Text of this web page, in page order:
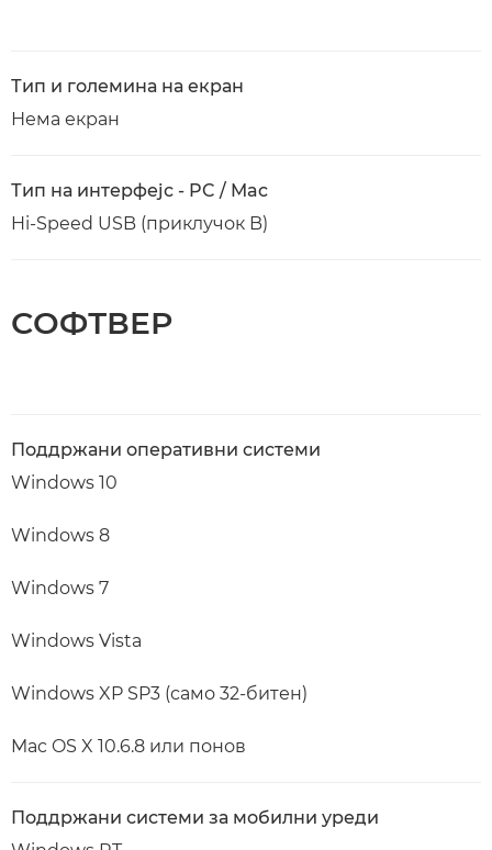
Тип и големина на екран
Нема екран
Тип на интерфејс - PC / Mac
Hi-Speed USB (приклучок B)
СОФТВЕР
Поддржани оперативни системи
Windows 10
Windows 8
Windows 7
Windows Vista
Windows XP SP3 (само 32-битен)
Mac OS X 10.6.8 или понов
Поддржани системи за мобилни уреди